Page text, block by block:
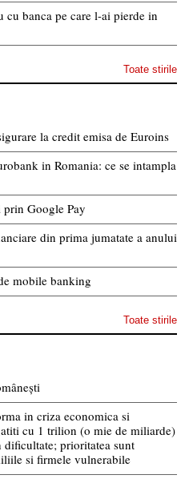
banca pe care l-ai pierde in
Toate stirile
la credit emisa de Euroins
in Romania: ce se intampla
Google Pay
din prima jumatate a anului
mobile banking
Toate stirile
in criza economica si
cu 1 trilion (o mie de miliarde)
prioritatea sunt
si firmele vulnerabile